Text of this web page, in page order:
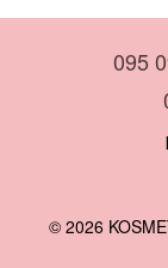
095
© 2026